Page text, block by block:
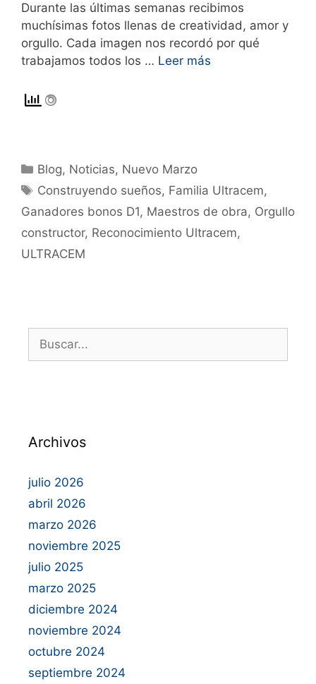
Durante las últimas semanas recibimos
muchísimas fotos llenas de creatividad, amor y
orgullo. Cada imagen nos recordó por qué
trabajamos todos los … Leer más
Blog, Noticias, Nuevo Marzo
Construyendo sueños, Familia Ultracem,
Ganadores bonos D1, Maestros de obra, Orgullo
constructor, Reconocimiento Ultracem,
ULTRACEM
Archivos
julio 2026
abril 2026
marzo 2026
noviembre 2025
julio 2025
marzo 2025
diciembre 2024
noviembre 2024
octubre 2024
septiembre 2024